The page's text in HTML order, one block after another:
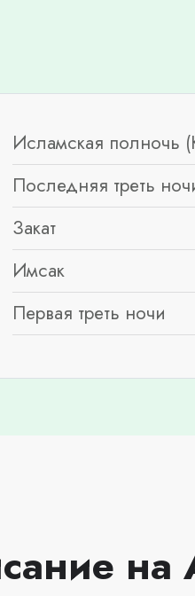
Исламская полночь
Последняя треть
Закат
Имсак
Первая треть ночи
на